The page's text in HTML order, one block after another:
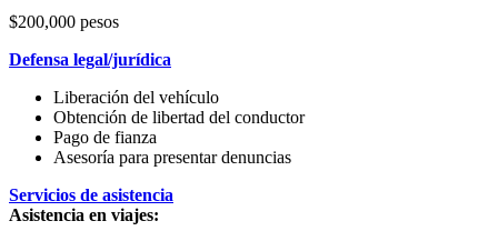
$200,000 pesos
Defensa legal/jurídica
Liberación del vehículo
Obtención de libertad del conductor
Pago de fianza
Asesoría para presentar denuncias
Servicios de asistencia
Asistencia en viajes: